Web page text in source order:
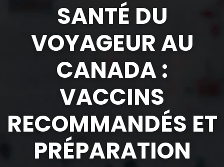
SANTÉ DU
VOYAGEUR AU
CANADA :
VACCINS
RECOMMANDÉS ET
PRÉPARATION